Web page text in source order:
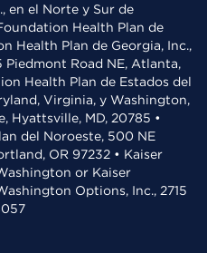
en el Norte y Sur de
Health Plan de
Health Plan de Georgia, Inc.,
Road NE, Atlanta,
Health Plan de Estados del
Virginia, y Washington,
Hyattsville, MD, 20785 •
del Noroeste, 500 NE
OR 97232 • Kaiser
or Kaiser
Options, Inc., 2715